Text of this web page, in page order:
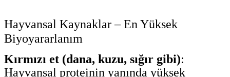
Hayvansal Kaynaklar – En Yüksek
Biyoyararlanım
Kırmızı et (dana, kuzu, sığır gibi):
Hayvansal proteinin yanında yüksek